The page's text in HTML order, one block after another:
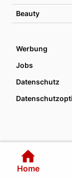
Beauty
Werbung
Jobs
Datenschutz
Home